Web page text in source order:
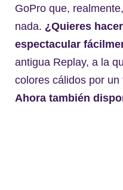
GoPro que,
nada. ¿Quieres
espectacular
antigua Replay, a la
colores cálidos por un
Ahora también